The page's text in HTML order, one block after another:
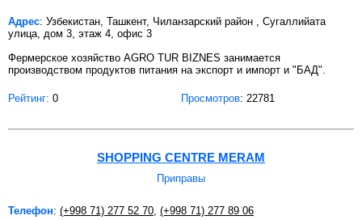
Адрес: Узбекистан, Ташкент, Чиланзарский район , Сугаллийата
улица, дом 3, этаж 4, офис 3
Фермерское хозяйство AGRO TUR BIZNES занимается
производством продуктов питания на экспорт и импорт и "БАД".
Рейтинг: 0 Просмотров: 22781
SHOPPING CENTRE MERAM
Приправы
Телефон: (+998 71) 277 52 70 (+998 71) 277 89 06